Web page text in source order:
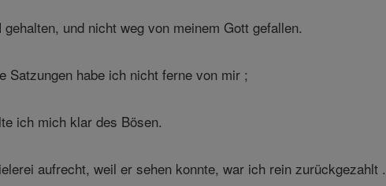
und nicht weg von meinem Gott gefallen.
Satzungen habe ich nicht ferne von mir ;
ich mich klar des Bösen.
aufrecht, weil er sehen konnte, war ich rein zurückgezahlt .